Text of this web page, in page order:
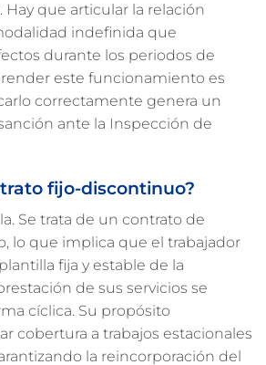
que articular la relación
indefinida que
durante los periodos de
este funcionamiento es
correctamente genera un
ante la Inspección de
fijo-discontinuo?
Se trata de un contrato de
lo que implica que el trabajador
fija y estable de la
de sus servicios se
cíclica. Su propósito
cobertura a trabajos estacionales
la reincorporación del